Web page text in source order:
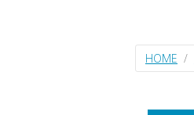
HOME